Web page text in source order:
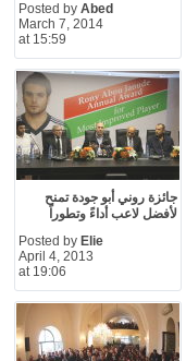
Posted by Abed
March 7, 2014
at 15:59
جائزة روني أبو جودة تمنح
لأفضل لاعب أداءً وتطوراً
Posted by Elie
April 4, 2013
at 19:06